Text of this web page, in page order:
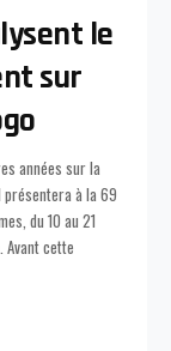
le
sur
années sur la
présentera à la 69
du 10 au 21
Avant cette